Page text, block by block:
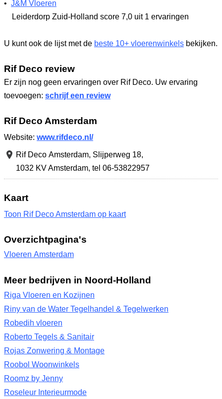
• J&M Vloeren
Leiderdorp Zuid-Holland score 7,0 uit 1 ervaringen
U kunt ook de lijst met de beste 10+ vloerenwinkels bekijken.
Rif Deco review
Er zijn nog geen ervaringen over Rif Deco. Uw ervaring
toevoegen: schrijf een review
Rif Deco Amsterdam
Website: www.rifdeco.nl/
Rif Deco Amsterdam, Slijperweg 18,
1032 KV Amsterdam, tel 06-53822957
Kaart
Toon Rif Deco Amsterdam op kaart
Overzichtpagina's
Vloeren Amsterdam
Meer bedrijven in Noord-Holland
Riga Vloeren en Kozijnen
Riny van de Water Tegelhandel & Tegelwerken
Robedih vloeren
Roberto Tegels & Sanitair
Rojas Zonwering & Montage
Roobol Woonwinkels
Roomz by Jenny
Roseleur Interieurmode